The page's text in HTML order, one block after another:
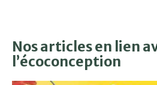
Nos articles en lien
l’écoconception